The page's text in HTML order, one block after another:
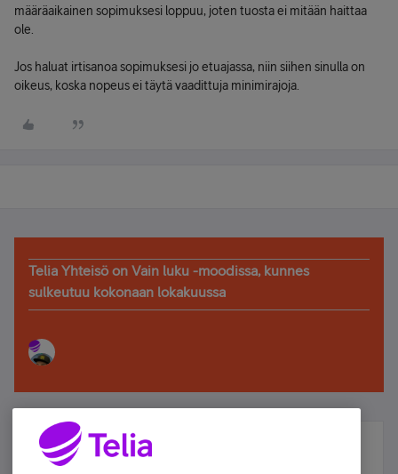
määräaikainen sopimuksesi loppuu, joten tuosta ei mitään haittaa
ole.
Jos haluat irtisanoa sopimuksesi jo etuajassa, niin siihen sinulla on
oikeus, koska nopeus ei täytä vaadittuja minimirajoja.
Telia Yhteisö on Vain luku -moodissa, kunnes
sulkeutuu kokonaan lokakuussa
Älä jää paitsi – osallistu ja voita!